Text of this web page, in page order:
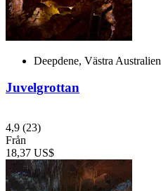
Deepdene, Västra Australien
Juvelgrottan
4,9 (23)
Från
18,37 US$